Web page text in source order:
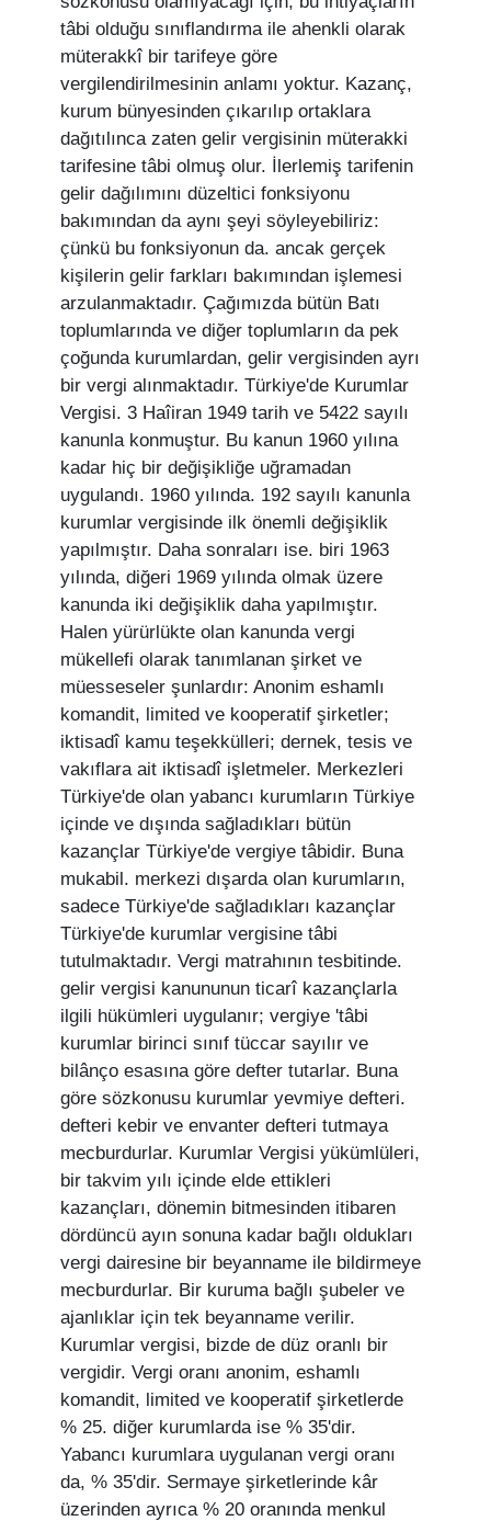
tâbi olduğu sınıflandırma ile ahenkli olarak
müterakkî bir tarifeye göre
vergilendirilmesinin anlamı yoktur. Kazanç,
kurum bünyesinden çıkarılıp ortaklara
dağıtılınca zaten gelir vergisinin müterakki
tarifesine tâbi olmuş olur. İlerlemiş tarifenin
gelir dağılımını düzeltici fonksiyonu
bakımından da aynı şeyi söyleyebiliriz:
çünkü bu fonksiyonun da. ancak gerçek
kişilerin gelir farkları bakımından işlemesi
arzulanmaktadır. Çağımızda bütün Batı
toplumlarında ve diğer toplumların da pek
çoğunda kurumlardan, gelir vergisinden ayrı
bir vergi alınmaktadır. Türkiye'de Kurumlar
Vergisi. 3 Haîiran 1949 tarih ve 5422 sayılı
kanunla konmuştur. Bu kanun 1960 yılına
kadar hiç bir değişikliğe uğramadan
uygulandı. 1960 yılında. 192 sayılı kanunla
kurumlar vergisinde ilk önemli değişiklik
yapılmıştır. Daha sonraları ise. biri 1963
yılında, diğeri 1969 yılında olmak üzere
kanunda iki değişiklik daha yapılmıştır.
Halen yürürlükte olan kanunda vergi
mükellefi olarak tanımlanan şirket ve
müesseseler şunlardır: Anonim eshamlı
komandit, limited ve kooperatif şirketler;
iktisadî kamu teşekkülleri; dernek, tesis ve
vakıflara ait iktisadî işletmeler. Merkezleri
Türkiye'de olan yabancı kurumların Türkiye
içinde ve dışında sağladıkları bütün
kazançlar Türkiye'de vergiye tâbidir. Buna
mukabil. merkezi dışarda olan kurumların,
sadece Türkiye'de sağladıkları kazançlar
Türkiye'de kurumlar vergisine tâbi
tutulmaktadır. Vergi matrahının tesbitinde.
gelir vergisi kanununun ticarî kazançlarla
ilgili hükümleri uygulanır; vergiye 'tâbi
kurumlar birinci sınıf tüccar sayılır ve
bilânço esasına göre defter tutarlar. Buna
göre sözkonusu kurumlar yevmiye defteri.
defteri kebir ve envanter defteri tutmaya
mecburdurlar. Kurumlar Vergisi yükümlüleri,
bir takvim yılı içinde elde ettikleri
kazançları, dönemin bitmesinden itibaren
dördüncü ayın sonuna kadar bağlı oldukları
vergi dairesine bir beyanname ile bildirmeye
mecburdurlar. Bir kuruma bağlı şube­ler ve
ajanlıklar için tek beyanname verilir.
Kurumlar vergisi, bizde de düz oranlı bir
vergidir. Vergi oranı anonim, eshamlı
komandit, limited ve kooperatif şirketlerde
% 25. diğer kurumlarda ise % 35'dir.
Yabancı kurumlara uygulanan vergi oranı
da, % 35'dir. Sermaye şirketlerinde kâr
üzerinden ayrıca % 20 oranında menkul